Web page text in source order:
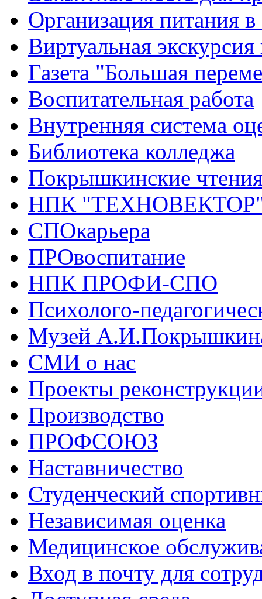
Организация питания в
Виртуальная
Газета "Большая
Воспитательная работа
Внутренняя система
Библиотека колледжа
Покрышкинские
НПК
СПОкарьера
ПРОвоспитание
НПК ПРОФИ-СПО
Психолого-
Музей
СМИ о нас
Проекты
Производство
ПРОФСОЮЗ
Наставничество
Студенческий
Независимая оценка
Медицинское
Вход в почту для